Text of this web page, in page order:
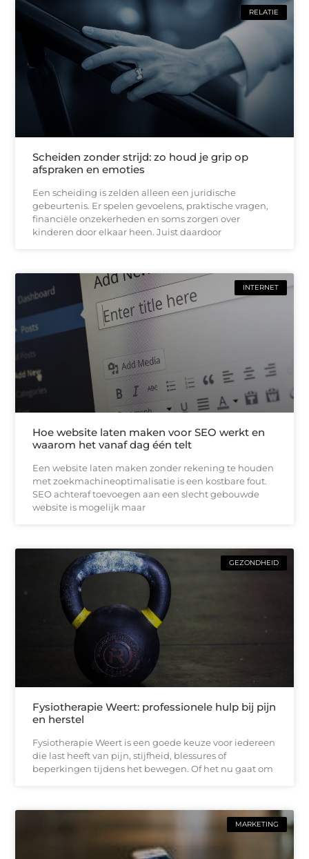
RELATIE
Scheiden zonder strijd: zo houd je grip op
afspraken en emoties
Een scheiding is zelden alleen een juridische
gebeurtenis. Er spelen gevoelens, praktische vragen,
financiële onzekerheden en soms zorgen over
kinderen door elkaar heen. Juist daardoor
INTERNET
Hoe website laten maken voor SEO werkt en
waarom het vanaf dag één telt
Een website laten maken zonder rekening te houden
met zoekmachineoptimalisatie is een kostbare fout.
SEO achteraf toevoegen aan een slecht gebouwde
website is mogelijk maar
GEZONDHEID
Fysiotherapie Weert: professionele hulp bij pijn
en herstel
Fysiotherapie Weert is een goede keuze voor iedereen
die last heeft van pijn, stijfheid, blessures of
beperkingen tijdens het bewegen. Of het nu gaat om
MARKETING